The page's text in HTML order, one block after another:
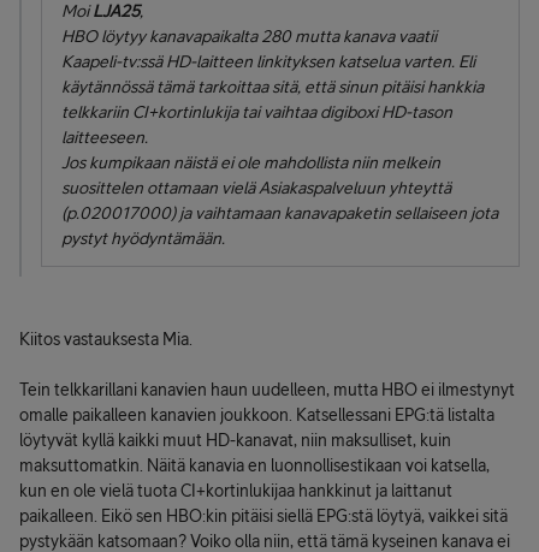
MoiLJA25,
HBO löytyy kanavapaikalta 280 mutta kanava vaatii
Kaapeli-tv:ssä HD-laitteen linkityksen katselua varten. Eli
käytännössä tämä tarkoittaa sitä, että sinun pitäisi hankkia
telkkariin CI+kortinlukija tai vaihtaa digiboxi HD-tason
laitteeseen.
Jos kumpikaan näistä ei ole mahdollista niin melkein
suosittelen ottamaan vielä Asiakaspalveluun yhteyttä
(p.020017000) ja vaihtamaan kanavapaketin sellaiseen jota
pystyt hyödyntämään.
Kiitos vastauksesta Mia.
Tein telkkarillani kanavien haun uudelleen, mutta HBO ei ilmestynyt
omalle paikalleen kanavien joukkoon. Katsellessani EPG:tä listalta
löytyvät kyllä kaikki muut HD-kanavat, niin maksulliset, kuin
maksuttomatkin. Näitä kanavia en luonnollisestikaan voi katsella,
kun en ole vielä tuota CI+kortinlukijaa hankkinut ja laittanut
paikalleen. Eikö sen HBO:kin pitäisi siellä EPG:stä löytyä, vaikkei sitä
pystykään katsomaan? Voiko olla niin, että tämä kyseinen kanava ei